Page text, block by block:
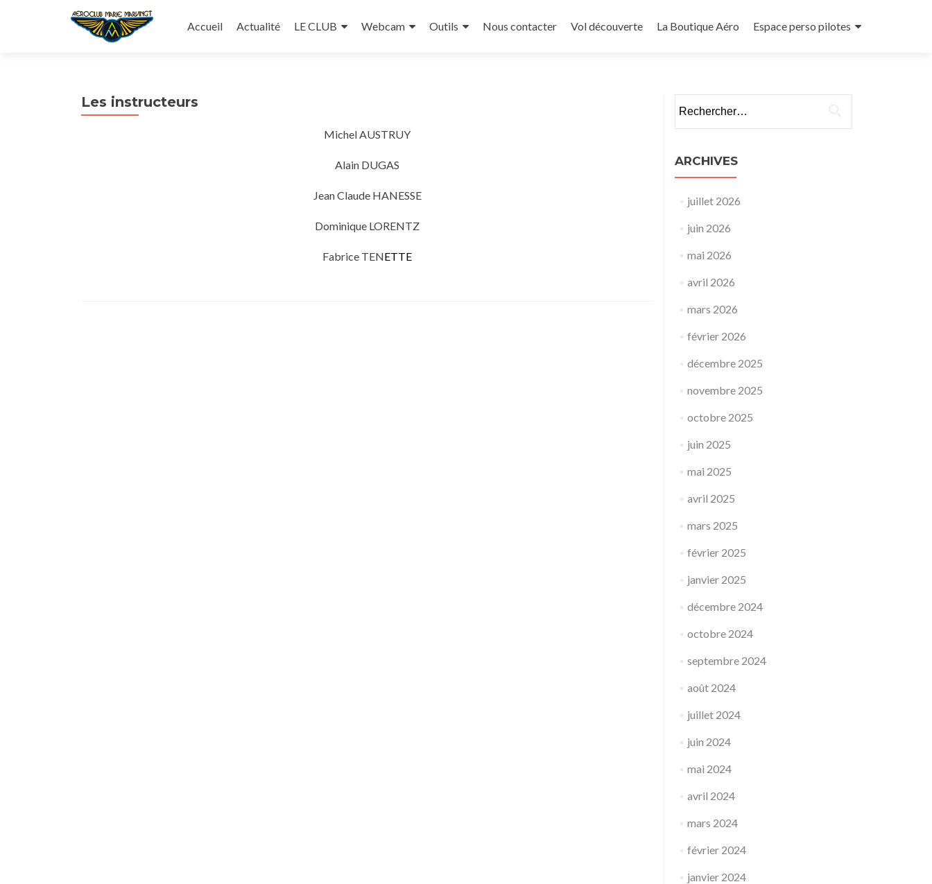
au
Accueil Actualité LE CLUB Webcam Outils Nous contacter Vol découverte La Boutique Aéro Espace perso pilotes
Les instructeurs
Michel AUSTRUY
Alain DUGAS
Jean Claude HANESSE
Dominique LORENTZ
Fabrice TENETTE
ARCHIVES
juillet 2026
juin 2026
mai 2026
avril 2026
mars 2026
février 2026
décembre 2025
novembre 2025
octobre 2025
juin 2025
mai 2025
avril 2025
mars 2025
février 2025
janvier 2025
décembre 2024
octobre 2024
septembre 2024
août 2024
juillet 2024
juin 2024
mai 2024
avril 2024
mars 2024
février 2024
janvier 2024